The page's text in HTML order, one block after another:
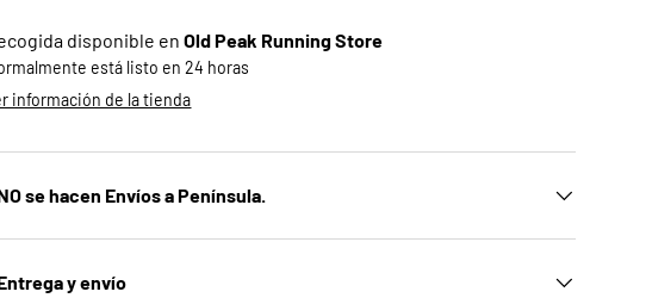
disponible enOld Peak Running Store
está listo en 24 horas
información de la tienda
se hacen Envíos a Península.
y envío